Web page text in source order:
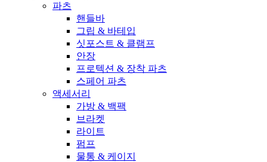
파츠
핸들바
그립 & 바테입
싯포스트 & 클램프
안장
프로텍션 & 장착 파츠
스페어 파츠
액세서리
가방 & 백팩
브라켓
라이트
펌프
물통 & 케이지